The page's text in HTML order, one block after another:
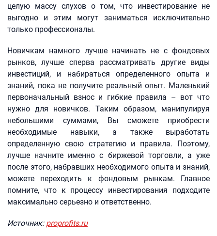
целую массу слухов о том, что инвестирование не
выгодно и этим могут заниматься исключительно
только профессионалы.
Новичкам намного лучше начинать не с фондовых
рынков, лучше сперва рассматривать другие виды
инвестиций, и набираться определенного опыта и
знаний, пока не получите реальный опыт. Маленький
первоначальный взнос и гибкие правила – вот что
нужно для новичков. Таким образом, манипулируя
небольшими суммами, Вы сможете приобрести
необходимые навыки, а также выработать
определенную свою стратегию и правила. Поэтому,
лучше начните именно с биржевой торговли, а уже
после этого, набравших необходимого опыта и знаний,
можете переходить к фондовым рынкам. Главное
помните, что к процессу инвестирования подходите
максимально серьезно и ответственно.
Источник: proprofits.ru